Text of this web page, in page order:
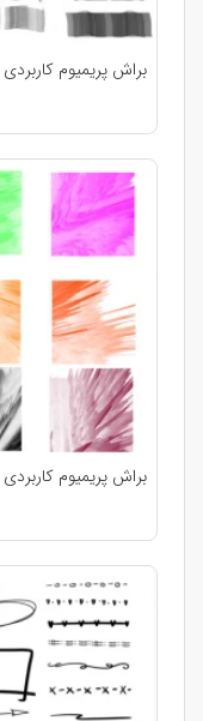
براش پریمیوم کاربردی
براش پریمیوم کاربردی